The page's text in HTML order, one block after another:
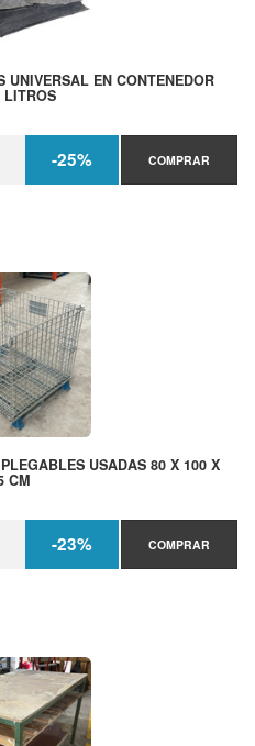
UNIVERSAL EN CONTENEDOR
LITROS
-25% COMPRAR
USADAS 80 X 100 X
CM
-23% COMPRAR